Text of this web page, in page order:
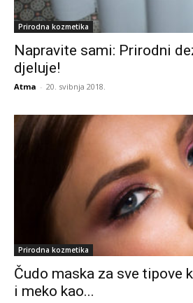
Prirodna kozmetika
Napravite sami: Prirodni
djeluje!
Atma - 20. svibnja 2018.
Prirodna kozmetika
Čudo maska za sve tipove
i meko kao...